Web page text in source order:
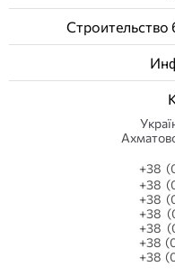
Строительство
+38
+38
+38
+38
+38
+38
+38